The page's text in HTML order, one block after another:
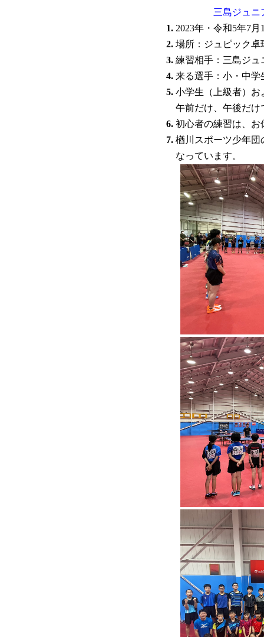
三島ジュニ
1. 2023年・令和5年7月
2. 場所：ジュピック卓
3. 練習相手：三島ジュ
4. 来る選手：小・中学
5. 小学生（上級者）お
午前だけ、午後だけ
6. 初心者の練習は、お
7. 楢川スポーツ少年団
なっています。